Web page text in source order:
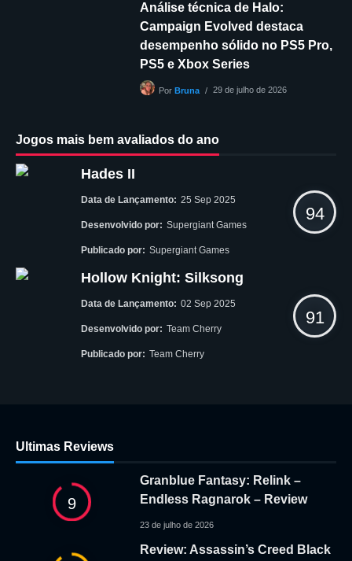
Análise técnica de Halo:
Campaign Evolved destaca
desempenho sólido no PS5 Pro,
PS5 e Xbox Series
Por Bruna 29 de julho de 2026
Jogos mais bem avaliados do ano
Hades II
Data de Lançamento: 25 Sep 2025
Desenvolvido por: Supergiant Games
Publicado por: Supergiant Games
94
Hollow Knight: Silksong
Data de Lançamento: 02 Sep 2025
Desenvolvido por: Team Cherry
Publicado por: Team Cherry
91
Ultimas Reviews
9
Granblue Fantasy: Relink –
Endless Ragnarok – Review
23 de julho de 2026
Review: Assassin’s Creed Black